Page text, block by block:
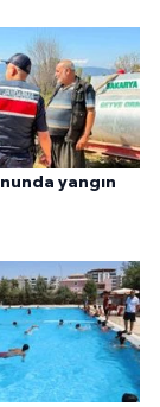
yangın